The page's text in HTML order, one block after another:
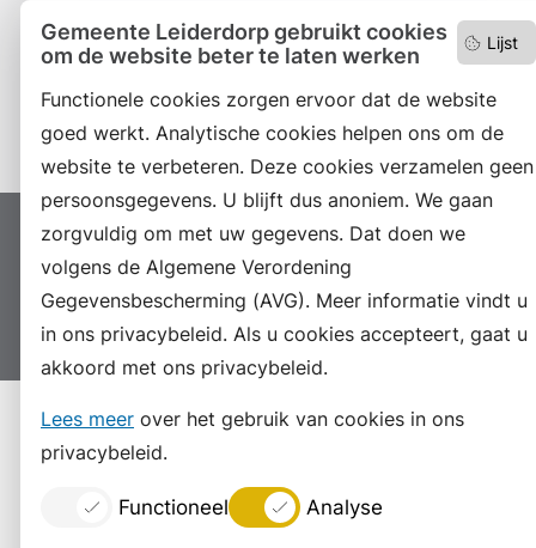
Lijst
Gemeente Leiderdorp gebruikt cookies
om de website beter te laten werken
Functionele cookies zorgen ervoor dat de website
goed werkt. Analytische cookies helpen ons om de
website te verbeteren. Deze cookies verzamelen geen
persoonsgegevens. U blijft dus anoniem. We gaan
zorgvuldig om met uw gegevens. Dat doen we
volgens de Algemene Verordening
Gegevensbescherming (AVG). Meer informatie vindt u
in ons privacybeleid. Als u cookies accepteert, gaat u
akkoord met ons privacybeleid.
Lees meer over het gebruik van cookies in ons
privacybeleid.
Functioneel Analyse
LinkedIn
Proclaimer Colofon
Toegankelijkheid
Sitemap
Privacyverklaring
Servicenormen
Suggesties
Archief Vacatures